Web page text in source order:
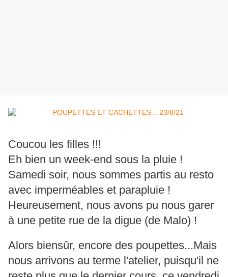
Coucou les filles !!!
Eh bien un week-end sous la pluie !
Samedi soir, nous sommes partis au resto
avec imperméables et parapluie !
Heureusement, nous avons pu nous garer
à une petite rue de la digue (de Malo) !
Alors biensûr, encore des poupettes...Mais
nous arrivons au terme l'atelier, puisqu'il ne